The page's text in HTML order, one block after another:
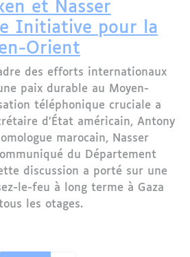
et Nasser
Initiative pour la
Orient
des efforts internationaux
paix durable au Moyen-
téléphonique cruciale a
d’État américain, Antony
marocain, Nasser
du Département
discussion a porté sur une
le-feu à long terme à Gaza
les otages.